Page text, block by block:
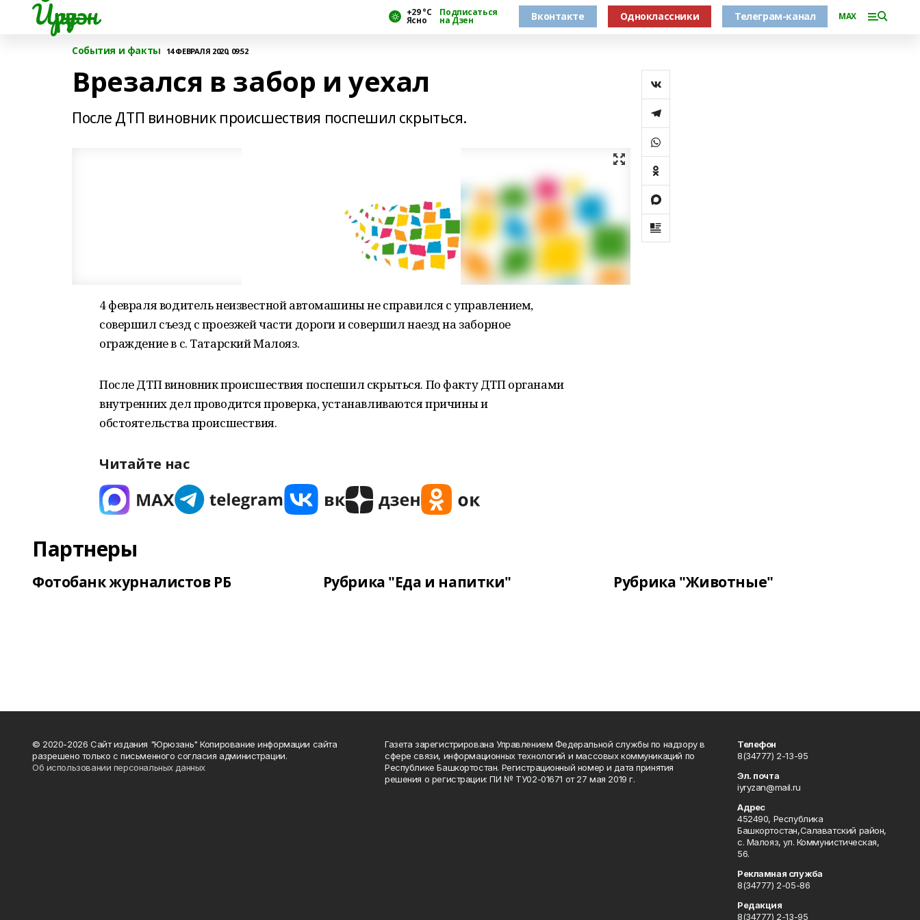
Йүрүҙән +29 °С
Ясно
Подписаться
на Дзен Вконтакте Одноклассники Телеграм-канал MAX
События и факты 14 ФЕВРАЛЯ 2020, 09:52
Врезался в забор и уехал
После ДТП виновник происшествия поспешил скрыться.
4 февраля водитель неизвестной автомашины не справился с управлением,
совершил съезд с проезжей части дороги и совершил наезд на заборное
ограждение в с. Татарский Малояз.
После ДТП виновник происшествия поспешил скрыться. По факту ДТП органами
внутренних дел проводится проверка, устанавливаются причины и
обстоятельства происшествия.
Читайте нас
Партнеры
Фотобанк журналистов РБ Рубрика "Еда и напитки" Рубрика "Животные"
© 2020-2026 Сайт издания "Юрюзань" Копирование информации сайта
разрешено только с письменного согласия администрации.
Об использовании персональных данных
Газета зарегистрирована Управлением Федеральной службы по надзору в
сфере связи, информационных технологий и массовых коммуникаций по
Республике Башкортостан. Регистрационный номер и дата принятия
решения о регистрации: ПИ № ТУ02-01671 от 27 мая 2019 г.
Телефон
8(34777) 2-13-95
Эл. почта
iyryzan@mail.ru
Адрес
452490, Республика
Башкортостан,Салаватский район,
с. Малояз, ул. Коммунистическая,
56.
Рекламная служба
8(34777) 2-05-86
Редакция
8(34777) 2-13-95